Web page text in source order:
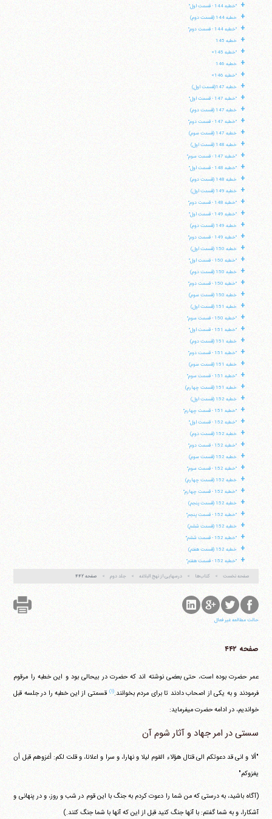
+ "خطبه 144 - قسمت اول"
+ خطبه 144 (قسمت دوم)
+ "خطبه 144 - قسمت دوم"
+ خطبه 145
+ "خطبه 145»
+ خطبه 146
+ "خطبه 146»
+ خطبه 147(قسمت اول)
+ "خطبه 147 - قسمت اول"
+ خطبه 147 (قسمت دوم)
+ "خطبه 147 - قسمت دوم"
+ خطبه 147 (قسمت سوم)
+ خطبه 148 (قسمت اول)
+ "خطبه 147 - قسمت سوم"
+ "خطبه 148 - قسمت اول"
+ خطبه 148 (قسمت دوم)
+ خطبه 149 (قسمت اول)
+ "خطبه 148 - قسمت دوم"
+ "خطبه 149 - قسمت اول"
+ خطبه 149 (قسمت دوم)
+ "خطبه 149 - قسمت دوم"
+ خطبه 150 (قسمت اول)
+ "خطبه 150 - قسمت اول"
+ خطبه 150 (قسمت دوم)
+ "خطبه 150 - قسمت دوم"
+ خطبه 150 (قسمت سوم)
+ خطبه 151 (قسمت اول)
+ "خطبه 150 - قسمت سوم"
+ "خطبه 151 - قسمت اول"
+ خطبه 151 (قسمت دوم)
+ "خطبه 151 - قسمت دوم"
+ خطبه 151 (قسمت سوم)
+ "خطبه 151 - قسمت سوم"
+ خطبه 151 (قسمت چهارم)
+ خطبه 152 (قسمت اول)
+ "خطبه 151 - قسمت چهارم"
+ "خطبه 152 - قسمت اول"
+ خطبه 152 (قسمت دوم)
+ "خطبه 152 - قسمت دوم"
+ خطبه 152 (قسمت سوم)
+ "خطبه 152 - قسمت سوم"
+ خطبه 152 (قسمت چهارم)
+ "خطبه 152 - قسمت چهارم"
+ خطبه 152 (قسمت پنجم)
+ "خطبه 152 - قسمت پنجم"
+ خطبه 152 (قسمت ششم)
+ "خطبه 152 - قسمت ششم"
+ خطبه 152 (قسمت هفتم)
+ "خطبه 152 - قسمت هفتم"
صفحه نخست کتاب‌ها درسهایی از نهج البلاغه جلد دوم صفحه ۴۴۲
حالت مطالعه غیر فعال
صفحه ۴۴۲
عمر حضرت بوده است، حتی بعضی نوشته اند که حضرت در بیحالی بود و این خطبه را مرقوم
فرمودند و به یکی از اصحاب دادند تا برای مردم بخوانند.(۱)
قسمتی از این خطبه را در جلسه قبل
خواندیم، در ادامه حضرت می‎فرماید:
سستی در امر جهاد و آثار شوم آن
"ألا و انی قد دعوتکم الی قتال هؤلاء القوم لیلا و نهارا، و سرا و اعلانا، و قلت لکم: أغزوهم قبل أن
یغزوکم"
(آگاه باشید، به درستی که من شما را دعوت کردم به جنگ با این قوم در شب و روز، و در پنهانی و
آشکارا، و به شما گفتم: با آنها جنگ کنید قبل از این که آنها با شما جنگ کنند.)